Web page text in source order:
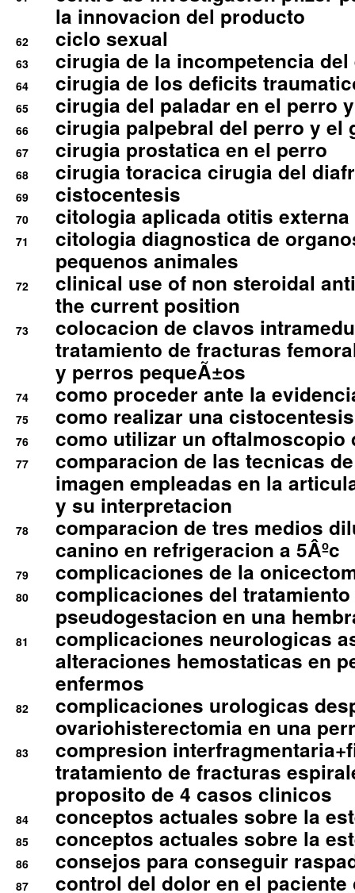
la innovacion del producto
62 ciclo sexual
63 cirugia de la incompetencia
64 cirugia de los deficits
65 cirugia del paladar en el perro
66 cirugia palpebral del perro y el
67 cirugia prostatica en el perro
68 cirugia toracica cirugia del
69 cistocentesis
70 citologia aplicada otitis externa
71
citologia diagnostica de
pequenos animales
72
clinical use of non steroidal
the current position
73
colocacion de clavos
tratamiento de fracturas
y perros pequeÃ±os
74 como proceder ante la
75 como realizar una
76 como utilizar un oftalmoscopio
77
comparacion de las tecnicas
imagen empleadas en la
y su interpretacion
78
comparacion de tres medios
canino en refrigeracion a 5Âºc
79 complicaciones de la
80
complicaciones del
pseudogestacion en una
81
complicaciones neurologicas
alteraciones hemostaticas en
enfermos
82
complicaciones urologicas
ovariohisterectomia en una
83
compresion
tratamiento de fracturas
proposito de 4 casos clinicos
84 conceptos actuales sobre la
85 conceptos actuales sobre la
86 consejos para conseguir
87 control del dolor en el